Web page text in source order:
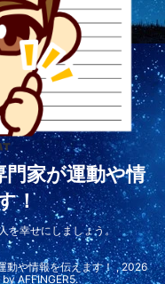
家が運動や情
！
を幸せにしましょう。
や情報を伝えます！ , 2026
byAFFINGER5.